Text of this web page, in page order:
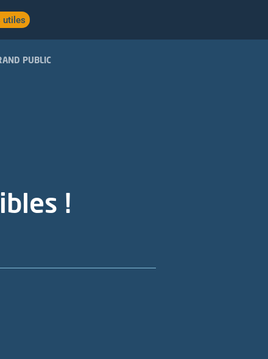
utiles
PUBLIC
!